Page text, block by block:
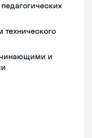
технического
и